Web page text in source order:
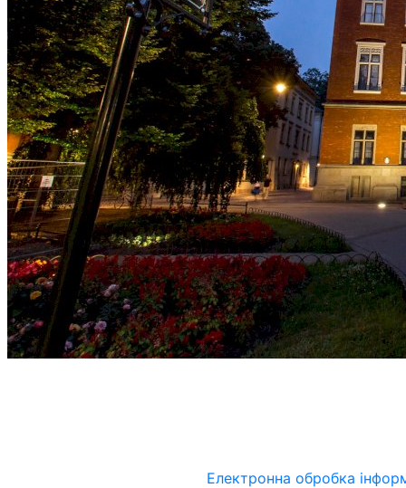
Електронна обробка